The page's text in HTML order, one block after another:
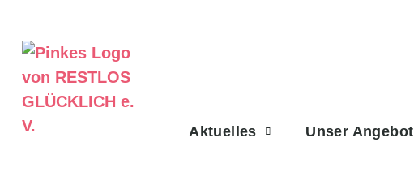
Aktuelles Unser Angebot